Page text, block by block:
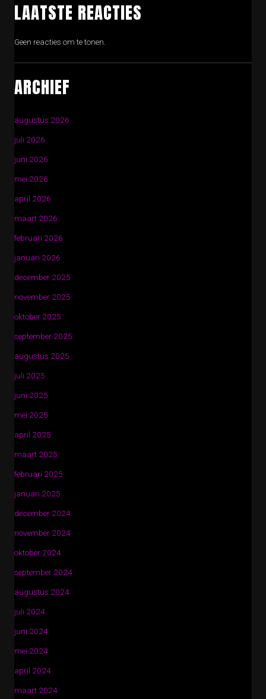
LAATSTE REACTIES
Geen reacties om te tonen.
ARCHIEF
augustus 2026
juli 2026
juni 2026
mei 2026
april 2026
maart 2026
februari 2026
januari 2026
december 2025
november 2025
oktober 2025
september 2025
augustus 2025
juli 2025
juni 2025
mei 2025
april 2025
maart 2025
februari 2025
januari 2025
december 2024
november 2024
oktober 2024
september 2024
augustus 2024
juli 2024
juni 2024
mei 2024
april 2024
maart 2024